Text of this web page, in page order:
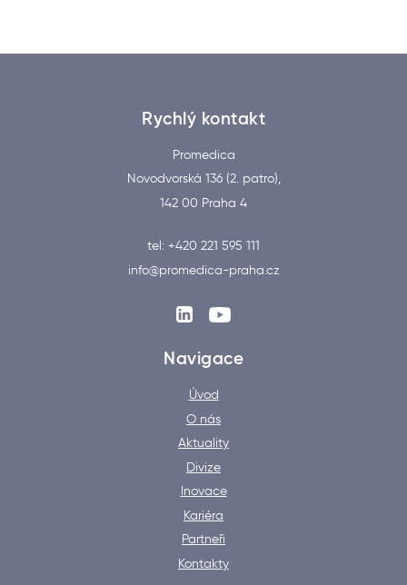
Rychlý kontakt
Promedica
Novodvorská 136 (2. patro),
142 00 Praha 4
tel: +420 221 595 111
info@promedica-praha.cz
Navigace
Úvod
O nás
Aktuality
Divize
Inovace
Kariéra
Partneři
Kontakty